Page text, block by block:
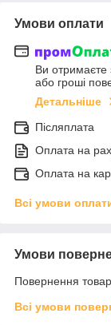
Умови оплати
Ви отримаєте
або гроші
Детальніше
Післяплата
Оплата на
Оплата на
Всі умови
Умови
Повернення
Всі умови